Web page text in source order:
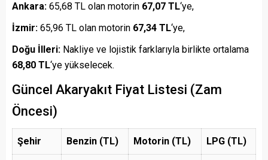
Ankara: 65,68 TL olan motorin 67,07 TL‘ye,
İzmir: 65,96 TL olan motorin 67,34 TL‘ye,
Doğu İlleri: Nakliye ve lojistik farklarıyla birlikte ortalama
68,80 TL‘ye yükselecek.
Güncel Akaryakıt Fiyat Listesi (Zam
Öncesi)
Şehir Benzin (TL) Motorin (TL) LPG (TL)